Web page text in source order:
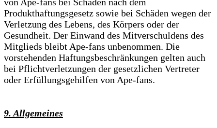
von Ape-fans bei Schäden nach dem
Produkthaftungsgesetz sowie bei Schäden wegen der
Verletzung des Lebens, des Körpers oder der
Gesundheit. Der Einwand des Mitverschuldens des
Mitglieds bleibt Ape-fans unbenommen. Die
vorstehenden Haftungsbeschränkungen gelten auch
bei Pflichtverletzungen der gesetzlichen Vertreter
oder Erfüllungsgehilfen von Ape-fans.
9. Allgemeines